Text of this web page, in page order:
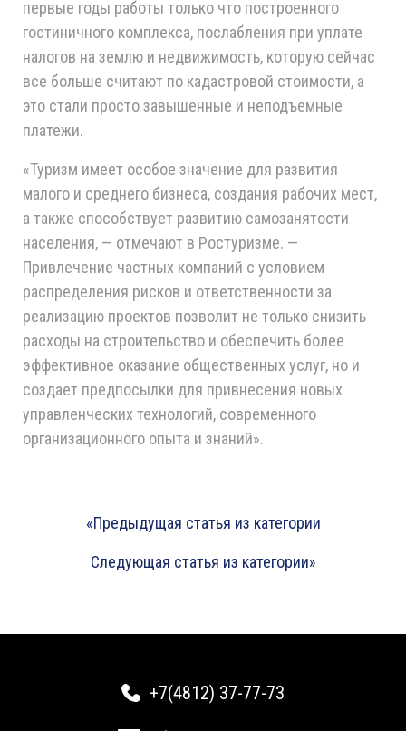
первые годы работы только что построенного
гостиничного комплекса, послабления при уплате
налогов на землю и недвижимость, которую сейчас
все больше считают по кадастровой стоимости, а
это стали просто завышенные и неподъемные
платежи.
«Туризм имеет особое значение для развития
малого и среднего бизнеса, создания рабочих мест,
а также способствует развитию самозанятости
населения, — отмечают в Ростуризме. —
Привлечение частных компаний с условием
распределения рисков и ответственности за
реализацию проектов позволит не только снизить
расходы на строительство и обеспечить более
эффективное оказание общественных услуг, но и
создает предпосылки для привнесения новых
управленческих технологий, современного
организационного опыта и знаний».
«Предыдущая статья из категории
Следующая статья из категории»
+7(4812) 37-77-73